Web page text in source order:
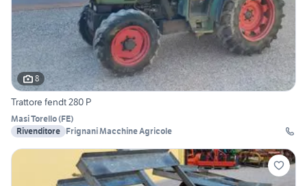
8
Trattore fendt 280 P
Masi Torello(FE)
Rivenditore Frignani Macchine Agricole